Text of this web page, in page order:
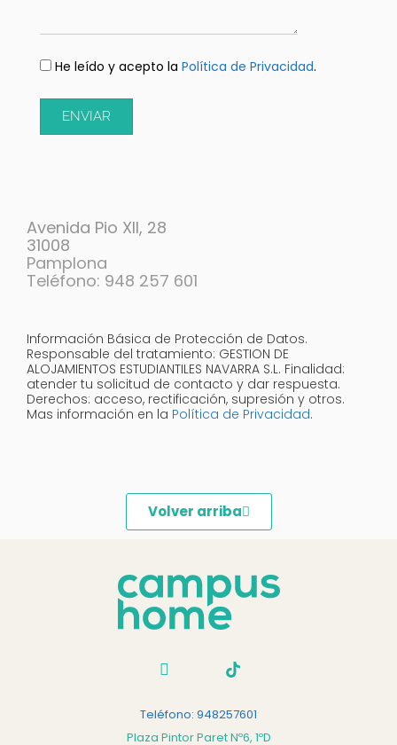
He leído y acepto la Política de Privacidad.
ENVIAR
Avenida Pio XII, 28
31008
Pamplona
Teléfono: 948 257 601
Información Básica de Protección de Datos.
Responsable del tratamiento: GESTION DE
ALOJAMIENTOS ESTUDIANTILES NAVARRA S.L. Finalidad:
atender tu solicitud de contacto y dar respuesta.
Derechos: acceso, rectificación, supresión y otros.
Mas información en la Política de Privacidad.
Volver arriba
Teléfono: 948257601
Plaza Pintor Paret Nº6, 1ºD